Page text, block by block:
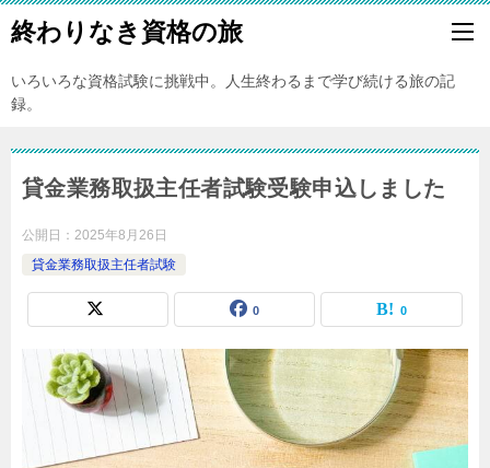
終わりなき資格の旅
いろいろな資格試験に挑戦中。人生終わるまで学び続ける旅の記
録。
貸金業務取扱主任者試験受験申込しました
公開日： 2025年8月26日
貸金業務取扱主任者試験
0 0